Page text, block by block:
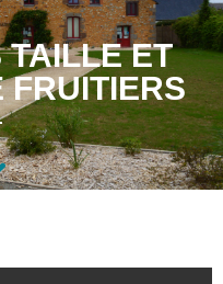
TAILLE ET
FRUITIERS